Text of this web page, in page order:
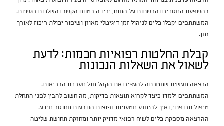
בהשפעת המסכים והרשתות על המוח, ירידה בטווח הקשב והשלכות רגשיות.
המשתתפים יקבלו כלים לניהול זמן דיגיטלי מאוזן ושיפור יכולת ריכוז לאורך
זמן.
קבלת החלטות רפואיות חכמות: לדעת
לשאול את השאלות הנכונות
הרצאה מעשית שמטרתה להעצים את הקהל מול מערכת הבריאות.
המשתתפים ילמדו כיצד לקרוא תוצאות בדיקות, מה חשוב להבין לפני התחלת
טיפול תרופתי, ואיך להימנע מטעויות נפוצות הנובעות מחוסר מידע.
ההרצאה מספקת כלים לשיח רפואי מדויק יותר ומחזקת תחושת שליטה